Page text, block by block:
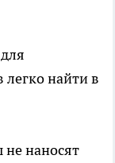
легко найти в
наносят